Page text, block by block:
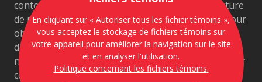
contourner de quelque façon que ce soit la structure
de navigation ou la présentation de ce site Web pour
obtenir ou tenter d’obtenir des éléments, des
documents ou des informations par des moyens qui
ne sont pas intentionnellement mis à disposition sur
ce site.
En cliquant sur « Autoriser tous les fichier témoins »,
vous acceptez le stockage de fichiers témoins sur
votre appareil pour améliorer la navigation sur le site
et en analyser l'utilisation.
Politique concernant les fichiers témoins.